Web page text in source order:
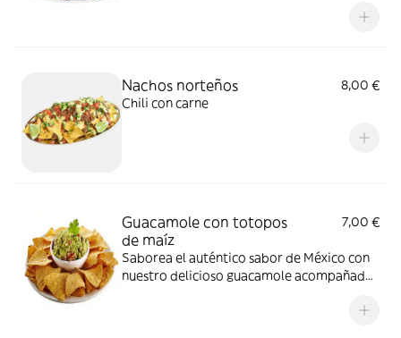
Nachos norteños
8,00 €
Chili con carne
Guacamole con totopos
de maíz
7,00 €
Saborea el auténtico sabor de México con
nuestro delicioso guacamole acompañado